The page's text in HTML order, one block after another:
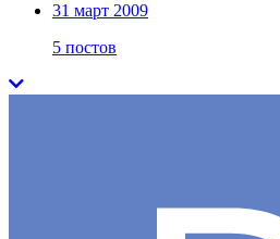
31 март 2009
5 постов